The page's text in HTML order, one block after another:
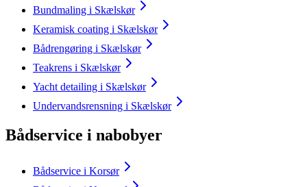
Bundmaling i Skælskør
Keramisk coating i Skælskør
Bådrengøring i Skælskør
Teakrens i Skælskør
Yacht detailing i Skælskør
Undervandsrensning i Skælskør
Bådservice i nabobyer
Bådservice i Korsør